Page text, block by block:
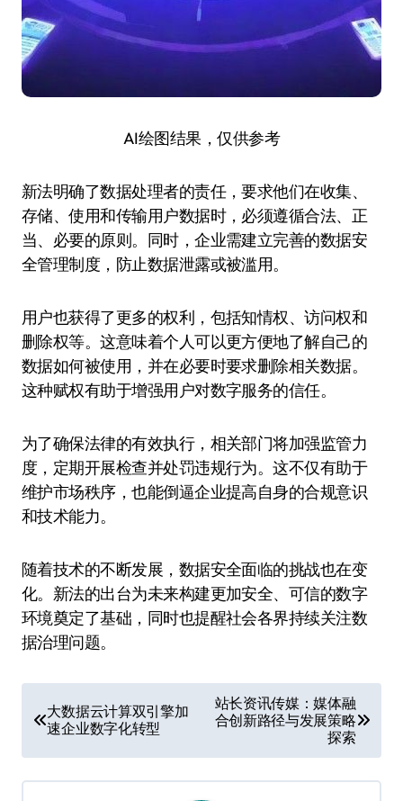
AI绘图结果，仅供参考
新法明确了数据处理者的责任，要求他们在收集、
存储、使用和传输用户数据时，必须遵循合法、正
当、必要的原则。同时，企业需建立完善的数据安
全管理制度，防止数据泄露或被滥用。
用户也获得了更多的权利，包括知情权、访问权和
删除权等。这意味着个人可以更方便地了解自己的
数据如何被使用，并在必要时要求删除相关数据。
这种赋权有助于增强用户对数字服务的信任。
为了确保法律的有效执行，相关部门将加强监管力
度，定期开展检查并处罚违规行为。这不仅有助于
维护市场秩序，也能倒逼企业提高自身的合规意识
和技术能力。
随着技术的不断发展，数据安全面临的挑战也在变
化。新法的出台为未来构建更加安全、可信的数字
环境奠定了基础，同时也提醒社会各界持续关注数
据治理问题。
章
导
航
大数据云计算双引擎加
速企业数字化转型
站长资讯传媒：媒体融
合创新路径与发展策略
探索